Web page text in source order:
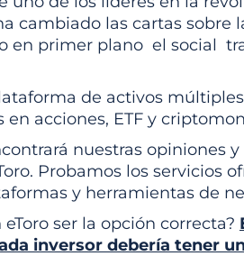
cambiado las cartas sobre
en primer plano el social
de activos
en acciones, ETF y
nuestras opiniones
Probamos los servicios
y herramientas de
ser la opción correcta?
inversor debería tener